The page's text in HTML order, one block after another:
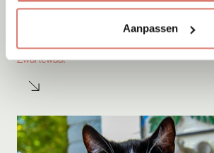
Aanpassen
Zwartewaal